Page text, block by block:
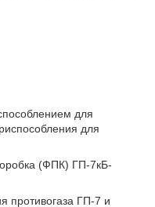
для
для
(ФПК) ГП-7кБ-
противогаза ГП-7 и